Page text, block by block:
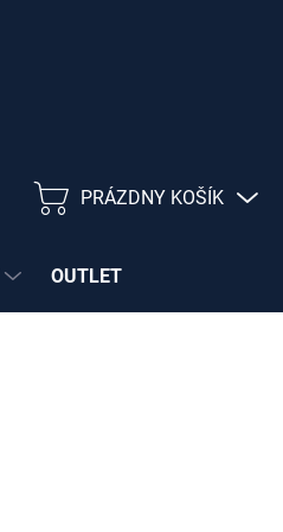
NÁKUPNÝ
PRÁZDNY KOŠÍK
OUTLET